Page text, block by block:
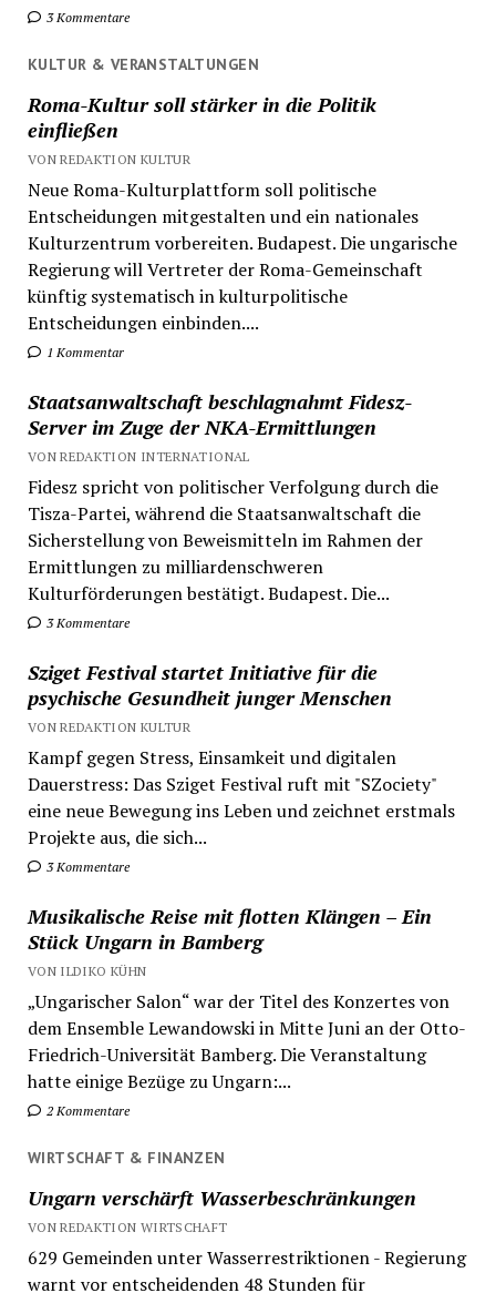
3 Kommentare
KULTUR & VERANSTALTUNGEN
Roma-Kultur soll stärker in die Politik
einfließen
VON REDAKTION KULTUR
Neue Roma-Kulturplattform soll politische
Entscheidungen mitgestalten und ein nationales
Kulturzentrum vorbereiten. Budapest. Die ungarische
Regierung will Vertreter der Roma-Gemeinschaft
künftig systematisch in kulturpolitische
Entscheidungen einbinden....
1 Kommentar
Staatsanwaltschaft beschlagnahmt Fidesz-
Server im Zuge der NKA-Ermittlungen
VON REDAKTION INTERNATIONAL
Fidesz spricht von politischer Verfolgung durch die
Tisza-Partei, während die Staatsanwaltschaft die
Sicherstellung von Beweismitteln im Rahmen der
Ermittlungen zu milliardenschweren
Kulturförderungen bestätigt. Budapest. Die...
3 Kommentare
Sziget Festival startet Initiative für die
psychische Gesundheit junger Menschen
VON REDAKTION KULTUR
Kampf gegen Stress, Einsamkeit und digitalen
Dauerstress: Das Sziget Festival ruft mit "SZociety"
eine neue Bewegung ins Leben und zeichnet erstmals
Projekte aus, die sich...
3 Kommentare
Musikalische Reise mit flotten Klängen – Ein
Stück Ungarn in Bamberg
VON ILDIKO KÜHN
„Ungarischer Salon“ war der Titel des Konzertes von
dem Ensemble Lewandowski in Mitte Juni an der Otto-
Friedrich-Universität Bamberg. Die Veranstaltung
hatte einige Bezüge zu Ungarn:...
2 Kommentare
WIRTSCHAFT & FINANZEN
Ungarn verschärft Wasserbeschränkungen
VON REDAKTION WIRTSCHAFT
629 Gemeinden unter Wasserrestriktionen - Regierung
warnt vor entscheidenden 48 Stunden für